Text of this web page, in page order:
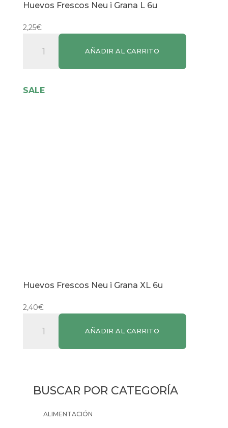
Huevos Frescos Neu i Grana L 6u
2,25€
Frescos
Grana
AÑADIR AL CARRITO
SALE
Huevos Frescos Neu i Grana XL 6u
2,40€
Frescos
cantidad
AÑADIR AL CARRITO
BUSCAR POR CATEGORÍA
ALIMENTACIÓN